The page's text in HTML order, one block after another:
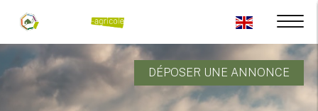
DÉPOSER UNE ANNONCE